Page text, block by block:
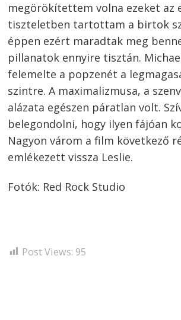
megörökítettem volna ezeket az
tiszteletben tartottam a birtok
éppen ezért maradtak meg
pillanatok ennyire tisztán.
felemelte a popzenét a
szintre. A maximalizmusa, a
alázata egészen páratlan volt.
belegondolni, hogy ilyen fájóan
Nagyon várom a film következő
emlékezett vissza Leslie.
Fotók: Red Rock Studio
Post Views: 95